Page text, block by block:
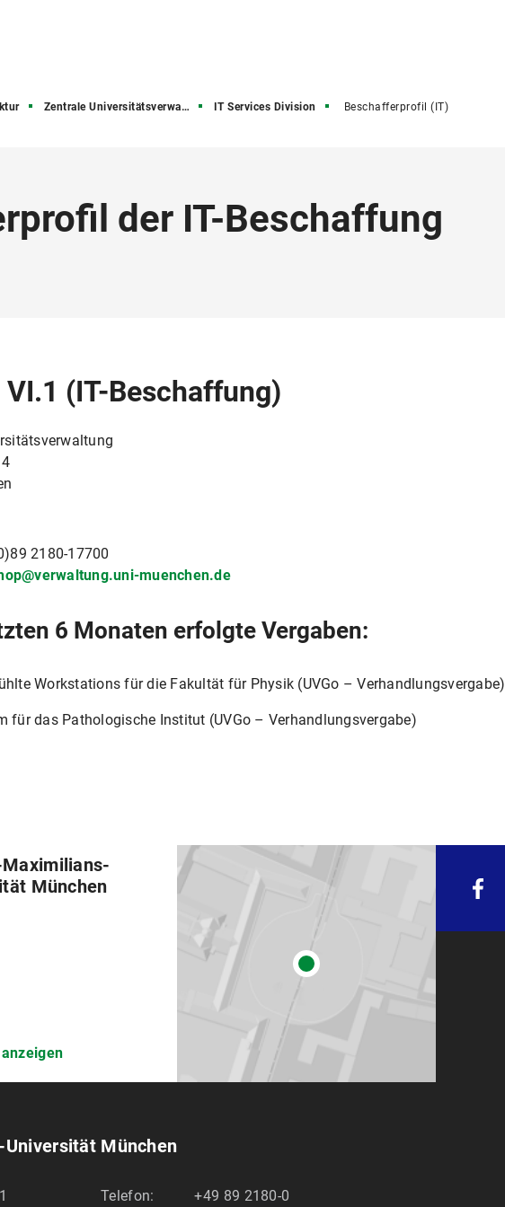
Zentrale Universitätsverwaltung IT Services Division Beschafferprofil (IT)
der IT-Beschaffung
VI.1 (IT-Beschaffung)
2180-17700
muenchen.de
6 Monaten erfolgte Vergaben:
Workstations für die Fakultät für Physik (UVGo – Verhandlungsvergabe)
für das Pathologische Institut (UVGo – Verhandlungsvergabe)
München
anzeigen
München
Telefon: +49 89 2180-0